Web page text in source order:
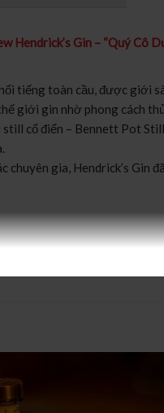
Hendrick’s Gin – “Quý Cô
tiếng toàn cầu, được
giới gin nhờ phong cách
cổ điển – Bennett Pot
gia, Hendrick’s